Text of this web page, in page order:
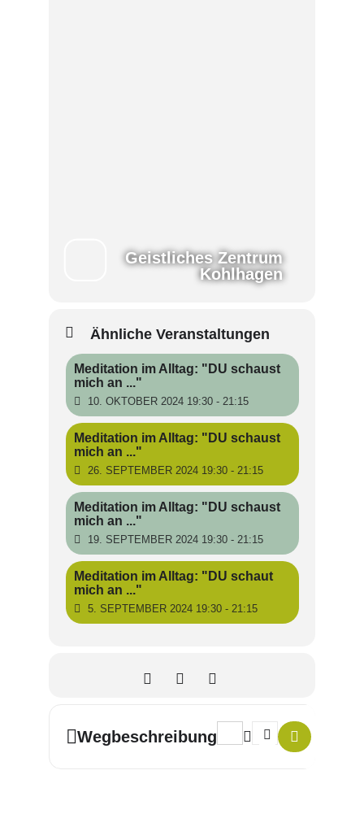
Geistliches Zentrum
Kohlhagen
Ähnliche Veranstaltungen
Meditation im Alltag: "DU schaust
mich an ..."
10. OKTOBER 2024 19:30 - 21:15
Meditation im Alltag: "DU schaust
mich an ..."
26. SEPTEMBER 2024 19:30 - 21:15
Meditation im Alltag: "DU schaust
mich an ..."
19. SEPTEMBER 2024 19:30 - 21:15
Meditation im Alltag: "DU schaut
mich an ..."
5. SEPTEMBER 2024 19:30 - 21:15
Wegbeschreibung Address - Meditation im
Destination Address